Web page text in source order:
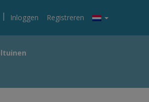
| Inloggen Registreren